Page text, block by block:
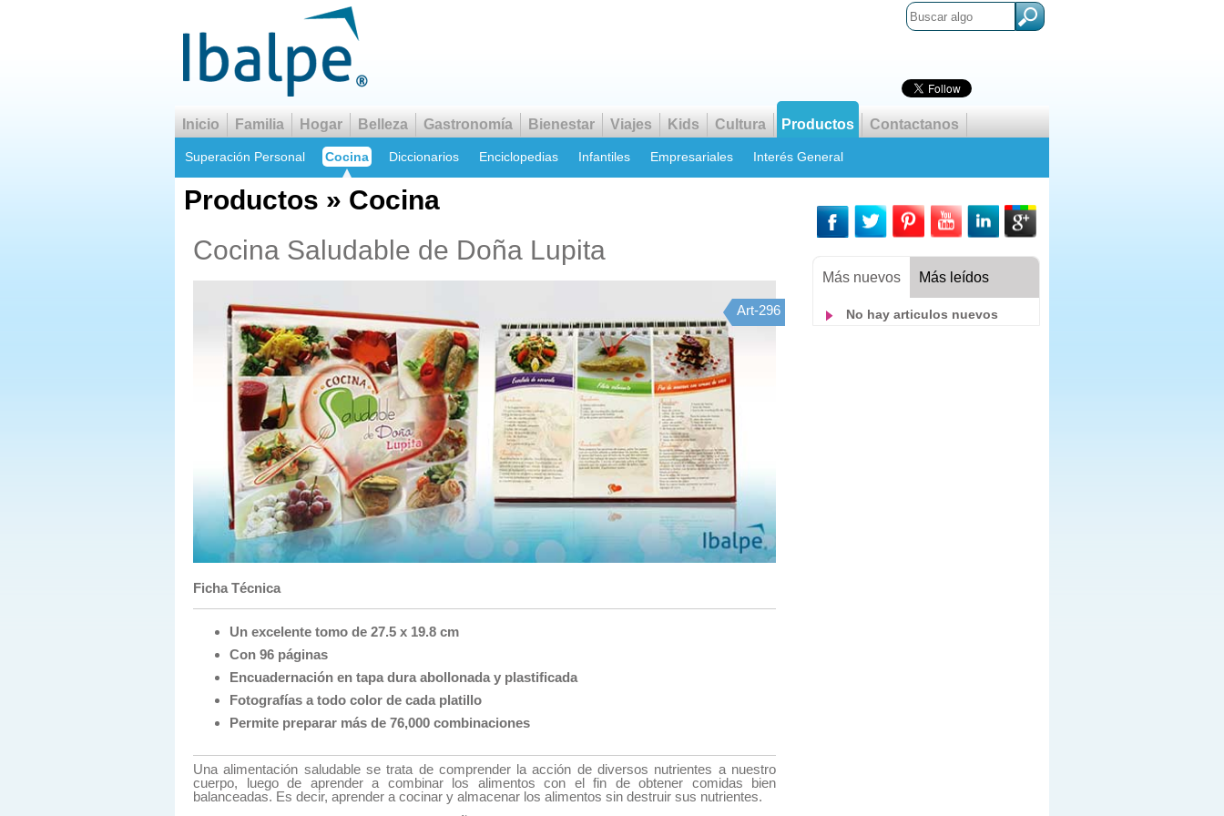
Inicio Familia Hogar Belleza Gastronomía Bienestar Viajes Kids Cultura Productos Contactanos
Superación Personal Cocina Diccionarios Enciclopedias Infantiles Empresariales Interés General
Productos » Cocina
Cocina Saludable de Doña Lupita
Art-296
Ficha Técnica
Un excelente tomo de 27.5 x 19.8 cm
Con 96 páginas
Encuadernación en tapa dura abollonada y plastificada
Fotografías a todo color de cada platillo
Permite preparar más de 76,000 combinaciones
Una alimentación saludable se trata de comprender la acción de diversos nutrientes a nuestro
cuerpo, luego de aprender a combinar los alimentos con el fin de obtener comidas bien
balanceadas. Es decir, aprender a cocinar y almacenar los alimentos sin destruir sus nutrientes.
Más nuevos Más leídos
No hay articulos nuevos